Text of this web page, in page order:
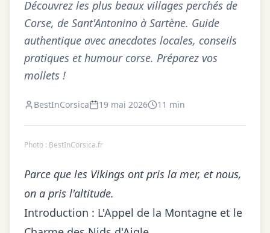
Découvrez les plus beaux villages perchés de
Corse, de Sant'Antonino à Sartène. Guide
authentique avec anecdotes locales, conseils
pratiques et humour corse. Préparez vos
mollets !
BestInCorsica 19 mai 2026 11 min
Photo : BestInCorsica.fr
Parce que les Vikings ont pris la mer, et nous,
on a pris l'altitude.
Introduction : L'Appel de la Montagne et le